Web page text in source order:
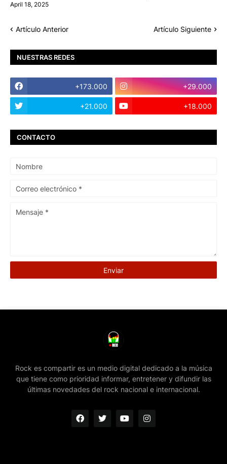
April 18, 2025
Artículo Anterior Artículo Siguiente
NUESTRAS REDES
+173.000 +29.000
+21.000 +18.000
CONTACTO
Rock es compartir es un medio digital dedicado a la música
que tiene como prioridad informar, entretener y difundir las
últimas novedades del rock nacional e internacional.